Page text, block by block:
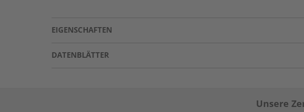
EIGENSCHAFTEN
DATENBLÄTTER
Unsere